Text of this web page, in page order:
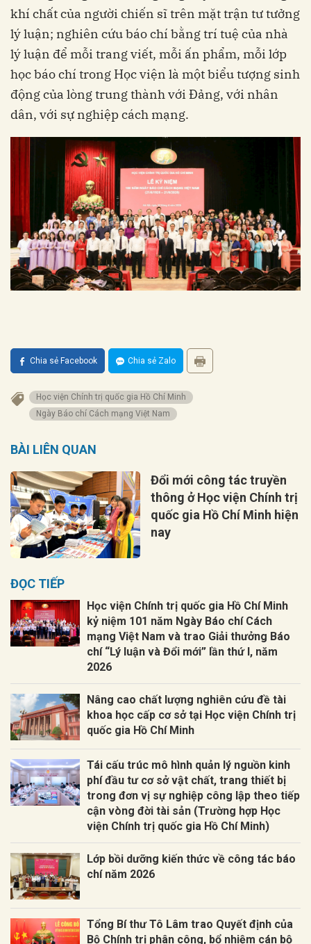
khí chất của người chiến sĩ trên mặt trận tư tưởng
lý luận; nghiên cứu báo chí bằng trí tuệ của nhà
lý luận để mỗi trang viết, mỗi ấn phẩm, mỗi lớp
học báo chí trong Học viện là một biểu tượng sinh
động của lòng trung thành với Đảng, với nhân
dân, với sự nghiệp cách mạng.
Chia sẻ Facebook Chia sẻ Zalo
Học viện Chính trị quốc gia Hồ Chí Minh
Ngày Báo chí Cách mạng Việt Nam
BÀI LIÊN QUAN
Đổi mới công tác truyền
thông ở Học viện Chính trị
quốc gia Hồ Chí Minh hiện
nay
ĐỌC TIẾP
Học viện Chính trị quốc gia Hồ Chí Minh
kỷ niệm 101 năm Ngày Báo chí Cách
mạng Việt Nam và trao Giải thưởng Báo
chí “Lý luận và Đổi mới” lần thứ I, năm
2026
Nâng cao chất lượng nghiên cứu đề tài
khoa học cấp cơ sở tại Học viện Chính trị
quốc gia Hồ Chí Minh
Tái cấu trúc mô hình quản lý nguồn kinh
phí đầu tư cơ sở vật chất, trang thiết bị
trong đơn vị sự nghiệp công lập theo tiếp
cận vòng đời tài sản (Trường hợp Học
viện Chính trị quốc gia Hồ Chí Minh)
Lớp bồi dưỡng kiến thức về công tác báo
chí năm 2026
Tổng Bí thư Tô Lâm trao Quyết định của
Bộ Chính trị phân công, bổ nhiệm cán bộ